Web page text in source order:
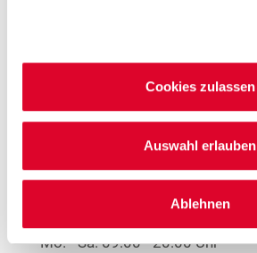
Cookies zulassen
Auswahl erlauben
Ablehnen
Woolworth – München Laim
Fürstenrieder Straße 51
80686 München
3.23 km
Mo. - Sa.09:00 - 20:00 Uhr